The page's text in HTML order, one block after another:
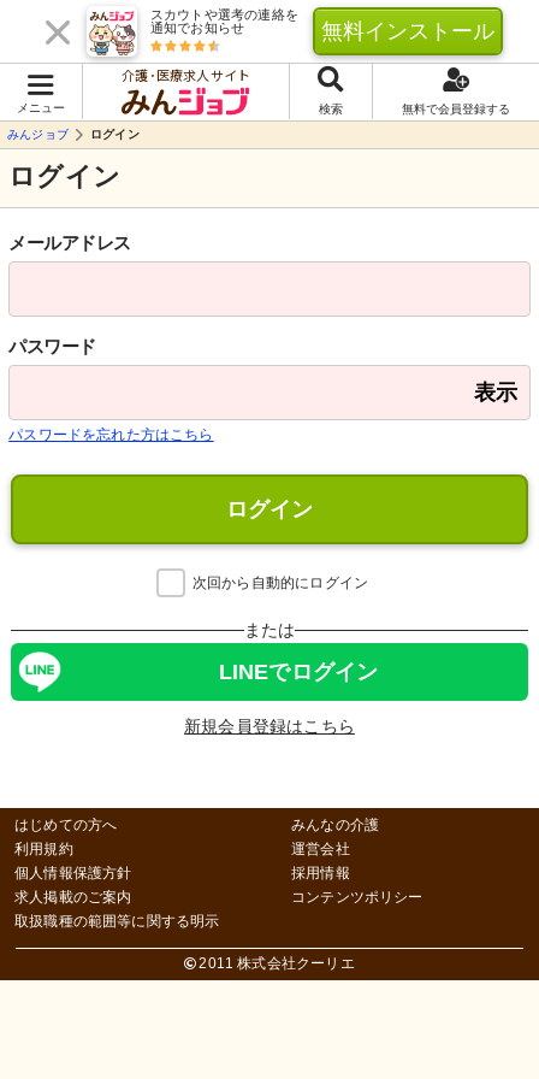
スカウトや選考の連絡を
通知でお知らせ
無料インストール
メニュー
介護･医療求人サイト
検索
無料で会員登録する
みんジョブ
ログイン
ログイン
メールアドレス
パスワード
表示
パスワードを忘れた方はこちら
ログイン
次回から自動的にログイン
または
LINEでログイン
新規会員登録はこちら
はじめての方へ
利用規約
個人情報保護方針
求人掲載のご案内
取扱職種の範囲等に関する明示
みんなの介護
運営会社
採用情報
コンテンツポリシー
2011 株式会社クーリエ